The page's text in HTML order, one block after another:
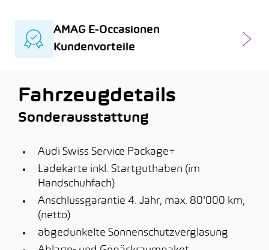
AMAG E-Occasionen
Kundenvorteile
Fahrzeugdetails
Sonderausstattung
Audi Swiss Service Package+
Ladekarte inkl. Startguthaben (im
Handschuhfach)
Anschlussgarantie 4. Jahr, max. 80'000 km,
(netto)
abgedunkelte Sonnenschutzverglasung